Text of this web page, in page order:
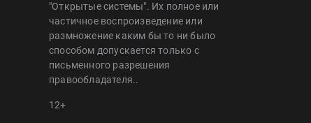
"Открытые системы". Их полное или
частичное воспроизведение или
размножение каким бы то ни было
способом допускается только с
письменного разрешения
правообладателя..
12+